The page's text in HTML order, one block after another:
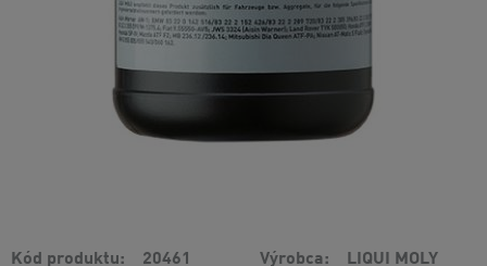
Kód produktu 20461 Výrobca
LIQUI MOLY